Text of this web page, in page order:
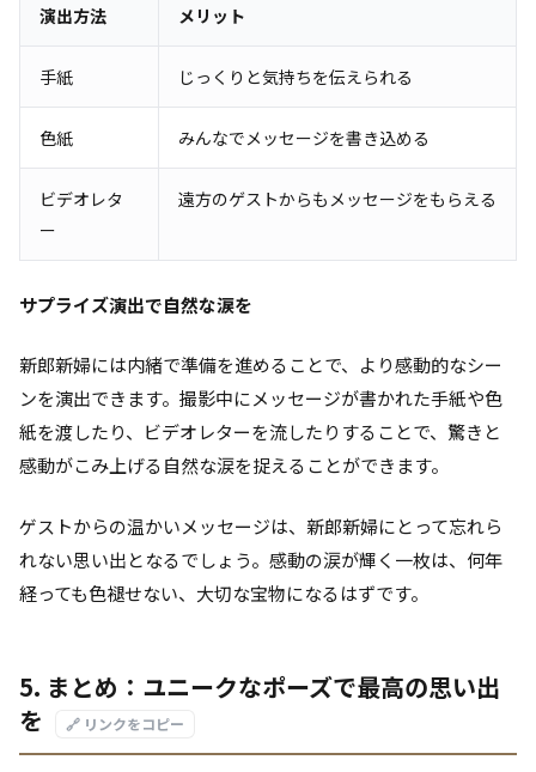
演出方法 メリット
手紙 じっくりと気持ちを伝えられる
色紙 みんなでメッセージを書き込める
ビデオレタ
ー
遠方のゲストからもメッセージをもらえる
サプライズ演出で自然な涙を
新郎新婦には内緒で準備を進めることで、より感動的なシー
ンを演出できます。撮影中にメッセージが書かれた手紙や色
紙を渡したり、ビデオレターを流したりすることで、驚きと
感動がこみ上げる自然な涙を捉えることができます。
ゲストからの温かいメッセージは、新郎新婦にとって忘れら
れない思い出となるでしょう。感動の涙が輝く一枚は、何年
経っても色褪せない、大切な宝物になるはずです。
5. まとめ：ユニークなポーズで最高の思い出
を
🔗 リンクをコピー